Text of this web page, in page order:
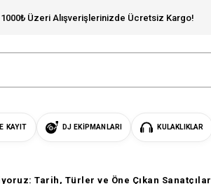
1000₺ Üzeri Alışverişlerinizde Ücretsiz Kargo!
KAYIT DJ EKIPMANLARI KULAKLIKLAR
Tarih, Türler ve Öne Çıkan Sanatçılar